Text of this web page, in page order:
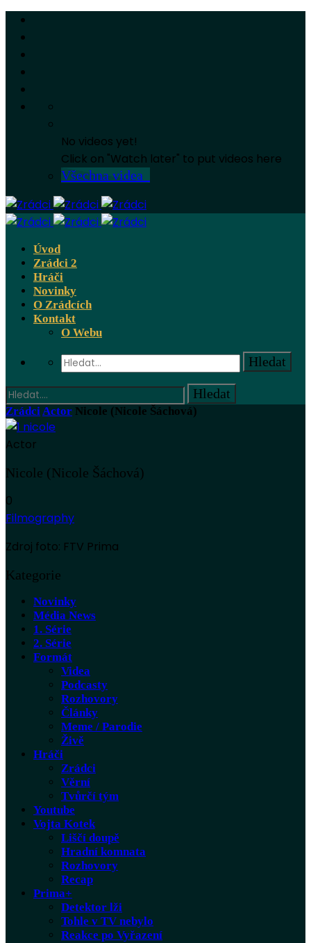
No videos yet!
Click on "Watch later" to put videos here
Všechna videa
Úvod
Zrádci 2
Hráči
Novinky
O Zrádcích
Kontakt
O Webu
ZrádciActor Nicole (Nicole Šáchová)
Actor
Nicole (Nicole Šáchová)
0
Filmography
Zdroj foto: FTV Prima
Kategorie
Novinky
Média News
1. Série
2. Série
Formát
Videa
Podcasty
Rozhovory
Články
Meme / Parodie
Živě
Hráči
Zrádci
Věrní
Tvůrčí tým
Youtube
Vojta Kotek
Liščí doupě
Hradní komnata
Rozhovory
Recap
Prima+
Detektor lži
Tohle v TV nebylo
Reakce po Vyřazení